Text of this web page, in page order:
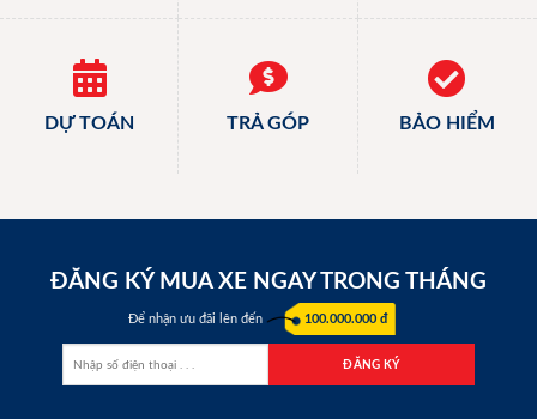
DỰ TOÁN TRẢ GÓP BẢO HIỂM
ĐĂNG KÝ MUA XE NGAY TRONG THÁNG
Để nhận ưu đãi lên đến 100.000.000 đ